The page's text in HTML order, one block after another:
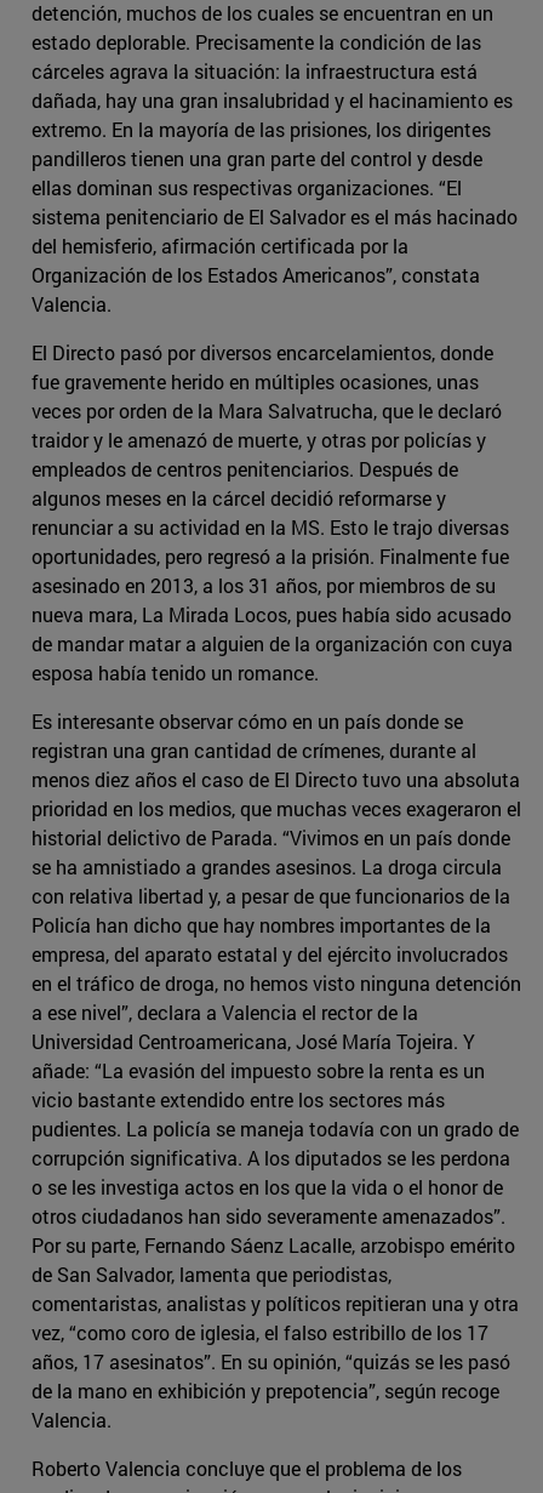
detención, muchos de los cuales se encuentran en un
estado deplorable. Precisamente la condición de las
cárceles agrava la situación: la infraestructura está
dañada, hay una gran insalubridad y el hacinamiento es
extremo. En la mayoría de las prisiones, los dirigentes
pandilleros tienen una gran parte del control y desde
ellas dominan sus respectivas organizaciones. “El
sistema penitenciario de El Salvador es el más hacinado
del hemisferio, afirmación certificada por la
Organización de los Estados Americanos”, constata
Valencia.
El Directo pasó por diversos encarcelamientos, donde
fue gravemente herido en múltiples ocasiones, unas
veces por orden de la Mara Salvatrucha, que le declaró
traidor y le amenazó de muerte, y otras por policías y
empleados de centros penitenciarios. Después de
algunos meses en la cárcel decidió reformarse y
renunciar a su actividad en la MS. Esto le trajo diversas
oportunidades, pero regresó a la prisión. Finalmente fue
asesinado en 2013, a los 31 años, por miembros de su
nueva mara, La Mirada Locos, pues había sido acusado
de mandar matar a alguien de la organización con cuya
esposa había tenido un romance.
Es interesante observar cómo en un país donde se
registran una gran cantidad de crímenes, durante al
menos diez años el caso de El Directo tuvo una absoluta
prioridad en los medios, que muchas veces exageraron el
historial delictivo de Parada. “Vivimos en un país donde
se ha amnistiado a grandes asesinos. La droga circula
con relativa libertad y, a pesar de que funcionarios de la
Policía han dicho que hay nombres importantes de la
empresa, del aparato estatal y del ejército involucrados
en el tráfico de droga, no hemos visto ninguna detención
a ese nivel”, declara a Valencia el rector de la
Universidad Centroamericana, José María Tojeira. Y
añade: “La evasión del impuesto sobre la renta es un
vicio bastante extendido entre los sectores más
pudientes. La policía se maneja todavía con un grado de
corrupción significativa. A los diputados se les perdona
o se les investiga actos en los que la vida o el honor de
otros ciudadanos han sido severamente amenazados”.
Por su parte, Fernando Sáenz Lacalle, arzobispo emérito
de San Salvador, lamenta que periodistas,
comentaristas, analistas y políticos repitieran una y otra
vez, “como coro de iglesia, el falso estribillo de los 17
años, 17 asesinatos”. En su opinión, “quizás se les pasó
de la mano en exhibición y prepotencia”, según recoge
Valencia.
Roberto Valencia concluye que el problema de los